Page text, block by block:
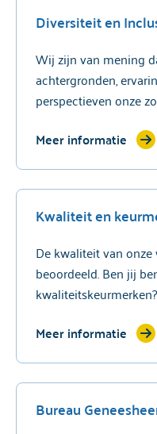
Diversiteit en
Wij zijn van mening
achtergronden,
perspectieven onze
Meer informatie
Kwaliteit en
De kwaliteit van
beoordeeld. Ben jij
kwaliteitskeurmerken?
Meer informatie
Bureau